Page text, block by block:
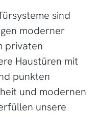
sind
moderner
privaten
Haustüren mit
punkten
und modernen
unsere